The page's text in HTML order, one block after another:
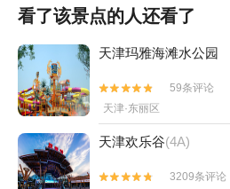
看了该景点的人还看了
天津玛雅海滩水公园


59条评论
天津·东丽区
天津欢乐谷(4A)


3209条评论